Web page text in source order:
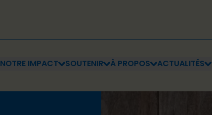
NOTRE IMPACT SOUTENIR À PROPOS ACTUALITÉS